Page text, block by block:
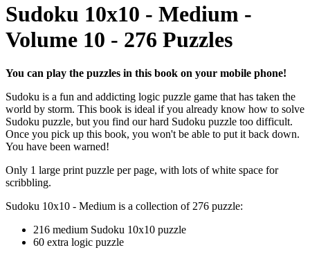
Sudoku 10x10 - Medium -
Volume 10 - 276 Puzzles
You can play the puzzles in this book on your mobile phone!
Sudoku is a fun and addicting logic puzzle game that has taken the
world by storm. This book is ideal if you already know how to solve
Sudoku puzzle, but you find our hard Sudoku puzzle too difficult.
Once you pick up this book, you won't be able to put it back down.
You have been warned!
Only 1 large print puzzle per page, with lots of white space for
scribbling.
Sudoku 10x10 - Medium is a collection of 276 puzzle:
216 medium Sudoku 10x10 puzzle
60 extra logic puzzle